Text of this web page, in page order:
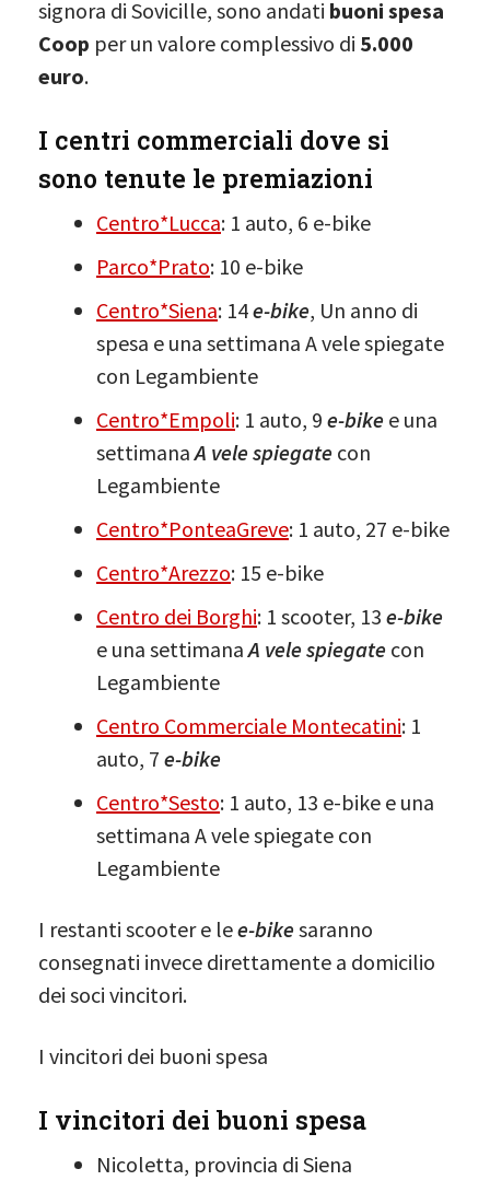
signora di Sovicille, sono andati buoni spesa
Coop per un valore complessivo di 5.000
euro.
I centri commerciali dove si
sono tenute le premiazioni
Centro*Lucca: 1 auto, 6 e-bike
Parco*Prato: 10 e-bike
Centro*Siena: 14e-bike, Un anno di
spesa e una settimana A vele spiegate
con Legambiente
Centro*Empoli: 1 auto, 9 e-bike e una
settimanaA vele spiegate con
Legambiente
Centro*PonteaGreve: 1 auto, 27 e-bike
Centro*Arezzo: 15 e-bike
Centro dei Borghi: 1 scooter, 13 e-bike
e una settimanaA vele spiegate con
Legambiente
Centro Commerciale Montecatini: 1
auto, 7 e-bike
Centro*Sesto: 1 auto, 13 e-bike e una
settimana A vele spiegate con
Legambiente
I restanti scooter e lee-bikesaranno
consegnati invece direttamente a domicilio
dei soci vincitori.
I vincitori dei buoni spesa
I vincitori dei buoni spesa
Nicoletta, provincia di Siena